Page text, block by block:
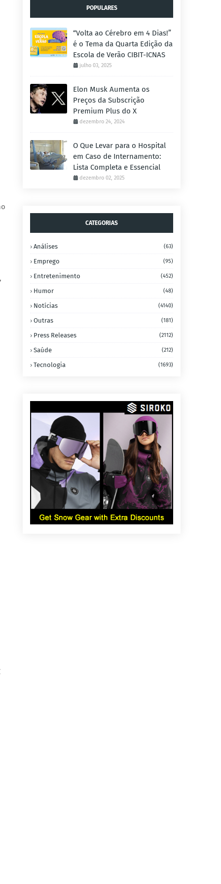
,
POPULARES
“Volta ao Cérebro em 4 Dias!”
é o Tema da Quarta Edição da
Escola de Verão CIBIT-ICNAS
julho 03, 2025
Elon Musk Aumenta os
Preços da Subscrição
Premium Plus do X
dezembro 24, 2024
O Que Levar para o Hospital
em Caso de Internamento:
Lista Completa e Essencial
dezembro 02, 2025
CATEGORIAS
Análises (63)
Emprego (95)
Entretenimento (452)
Humor (48)
Notícias (4140)
Outras (181)
Press Releases (2112)
Saúde (212)
Tecnologia (1693)